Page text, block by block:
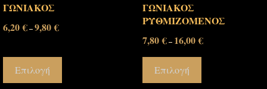
ΓΩΝΙΑΚΟΣ
6,20€–9,80€
Επιλογή
ΓΩΝΙΑΚΟΣ
ΡΥΘΜΙΖΟΜΕΝΟΣ
7,80€– 16,00€
Επιλογή